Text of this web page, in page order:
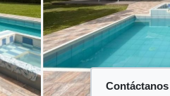
Contáctanos